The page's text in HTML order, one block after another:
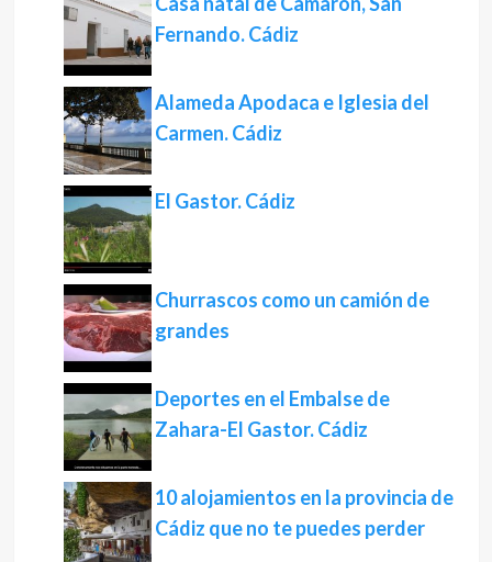
Fernando. Cádiz
Alameda Apodaca e Iglesia del
Carmen. Cádiz
El Gastor. Cádiz
Churrascos como un camión de
grandes
Deportes en el Embalse de
Zahara-El Gastor. Cádiz
10 alojamientos en la provincia de
Cádiz que no te puedes perder